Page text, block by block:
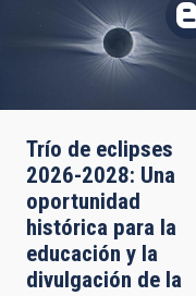
Trío de eclipses
2026-2028: Una
oportunidad
histórica para la
educación y la
divulgación de la